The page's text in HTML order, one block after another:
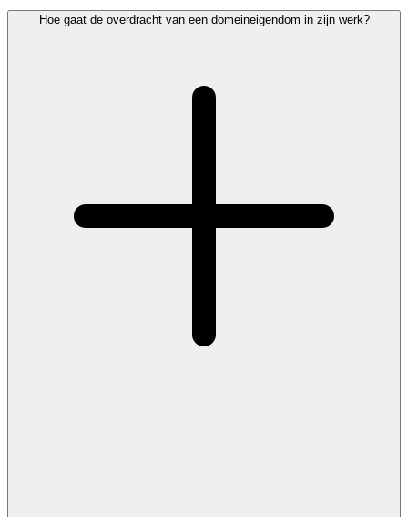
Hoe gaat de overdracht van een domeineigendom in zijn werk?